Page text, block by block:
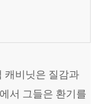
캐비닛은 질감과
서 그들은 환기를